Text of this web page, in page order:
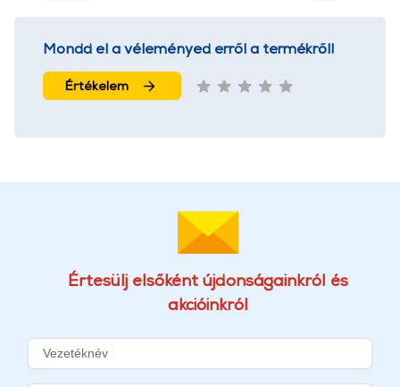
Mondd el a véleményed erről a termékről!
Értékelem
Értesülj elsőként újdonságainkról és
akcióinkról